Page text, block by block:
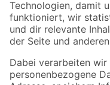
Zahlungsarten
Sicher einkaufen